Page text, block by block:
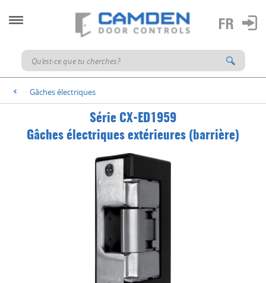
< Gâches électriques
Série CX-ED1959
Gâches électriques extérieures (barrière)